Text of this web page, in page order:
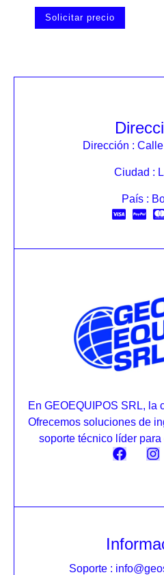
Solicitar precio
Dirección :
Ciudad :
País :
En GEOEQUIPOS SRL, la
Ofrecemos soluciones de
soporte técnico líder
Soporte :